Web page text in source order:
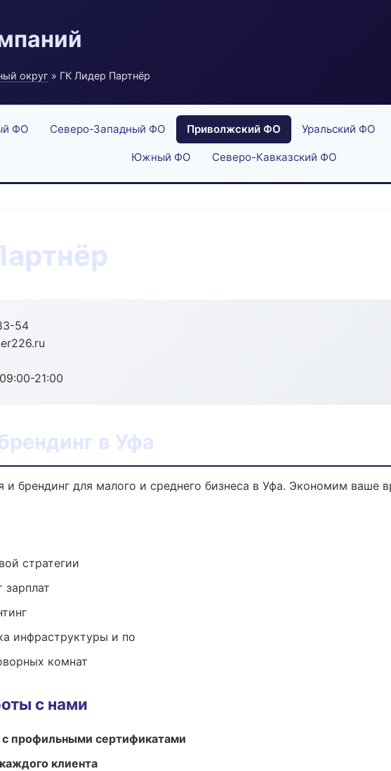
округ » ГК Лидер Партнёр
ФО Северо-Западный ФО Приволжский ФО Уральский ФО
Южный ФО Северо-Кавказский ФО
54
21:00
в Уфа
и брендинг для малого и среднего бизнеса в Уфа. Экономим ваше
стратегии
зарплат
инфраструктуры и по
комнат
с нами
профильными сертификатами
клиента